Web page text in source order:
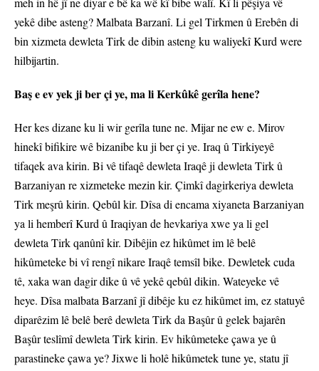
yekê dibe asteng? Malbata Barzanî. Li gel Tirkmen û Erebên di
bin xizmeta dewleta Tirk de dibin asteng ku waliyekî Kurd were
hilbijartin.
Baş e ev yek ji ber çi ye, ma li Kerkûkê gerîla hene?
Her kes dizane ku li wir gerîla tune ne. Mijar ne ew e. Mirov
hinekî bifikire wê bizanibe ku ji ber çi ye. Iraq û Tirkiyeyê
tifaqek ava kirin. Bi vê tifaqê dewleta Iraqê ji dewleta Tirk û
Barzaniyan re xizmeteke mezin kir. Çimkî dagirkeriya dewleta
Tirk meşrû kirin. Qebûl kir. Dîsa di encama xiyaneta Barzaniyan
ya li hemberî Kurd û Iraqiyan de hevkariya xwe ya li gel
dewleta Tirk qanûnî kir. Dibêjin ez hikûmet im lê belê
hikûmeteke bi vî rengî nikare Iraqê temsîl bike. Dewletek cuda
tê, xaka wan dagir dike û vê yekê qebûl dikin. Wateyeke vê
heye. Dîsa malbata Barzanî jî dibêje ku ez hikûmet im, ez statuyê
diparêzim lê belê berê dewleta Tirk da Başûr û gelek bajarên
Başûr teslîmî dewleta Tirk kirin. Ev hikûmeteke çawa ye û
parastineke çawa ye? Jixwe li holê hikûmetek tune ye, statu jî